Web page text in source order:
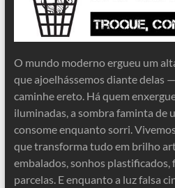
O mundo moderno ergueu um
que ajoelhássemos diante delas
caminhe ereto. Há quem
iluminadas, a sombra faminta de
consome enquanto sorri.
que transforma tudo em brilho
embalados, sonhos
parcelas. E enquanto a luz falsa